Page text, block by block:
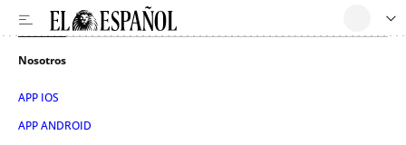
Nosotros
APP IOS
APP ANDROID